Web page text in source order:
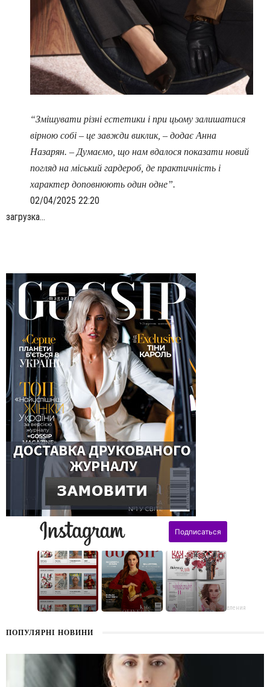
“Змішувати різні естетики і при цьому залишатися
вірною собі – це завжди виклик, – додає Анна
Назарян. – Думаємо, що нам вдалося показати новий
погляд на міський гардероб, де практичність і
характер доповнюють один одне”.
02/04/2025 22:20
загрузка...
поздравления
ПОПУЛЯРНІ НОВИНИ